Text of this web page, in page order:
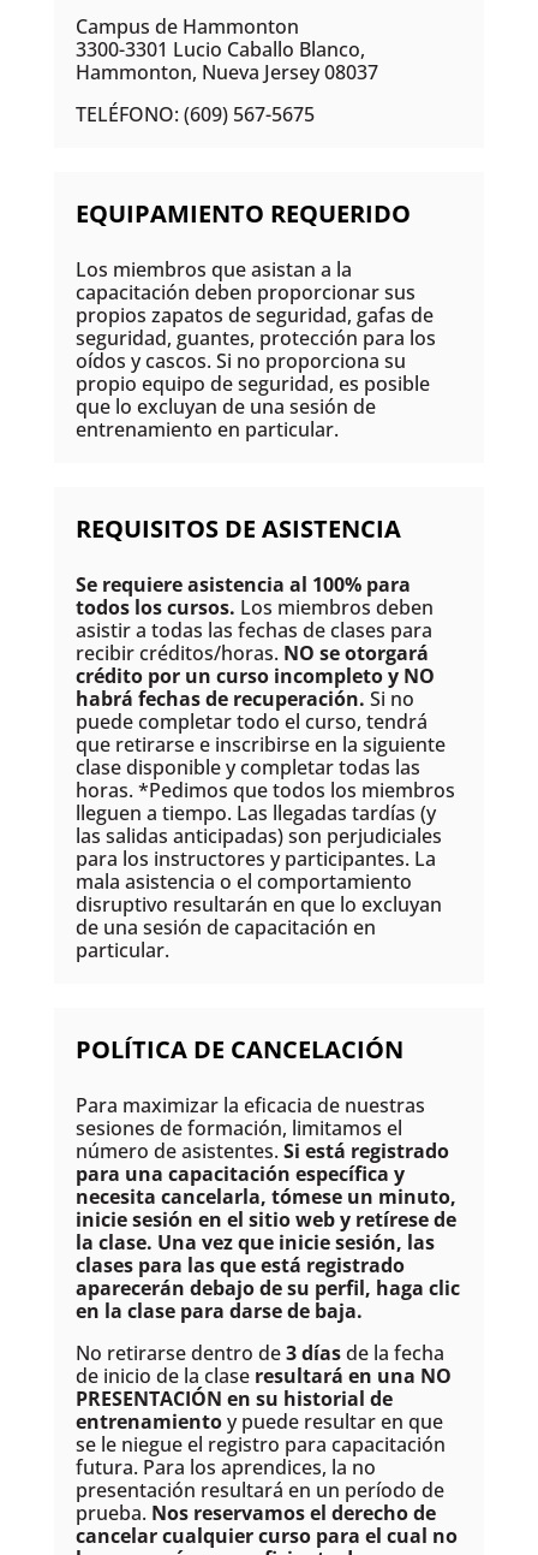
Campus de Hammonton
3300-3301 Lucio Caballo Blanco,
Hammonton, Nueva Jersey 08037
TELÉFONO: (609) 567-5675
EQUIPAMIENTO REQUERIDO
Los miembros que asistan a la
capacitación deben proporcionar sus
propios zapatos de seguridad, gafas de
seguridad, guantes, protección para los
oídos y cascos. Si no proporciona su
propio equipo de seguridad, es posible
que lo excluyan de una sesión de
entrenamiento en particular.
REQUISITOS DE ASISTENCIA
Se requiere asistencia al 100% para
todos los cursos. Los miembros deben
asistir a todas las fechas de clases para
recibir créditos/horas. NO se otorgará
crédito por un curso incompleto y NO
habrá fechas de recuperación. Si no
puede completar todo el curso, tendrá
que retirarse e inscribirse en la siguiente
clase disponible y completar todas las
horas. *Pedimos que todos los miembros
lleguen a tiempo. Las llegadas tardías (y
las salidas anticipadas) son perjudiciales
para los instructores y participantes. La
mala asistencia o el comportamiento
disruptivo resultarán en que lo excluyan
de una sesión de capacitación en
particular.
POLÍTICA DE CANCELACIÓN
Para maximizar la eficacia de nuestras
sesiones de formación, limitamos el
número de asistentes. Si está registrado
para una capacitación específica y
necesita cancelarla, tómese un minuto,
inicie sesión en el sitio web y retírese de
la clase. Una vez que inicie sesión, las
clases para las que está registrado
aparecerán debajo de su perfil, haga clic
en la clase para darse de baja.
No retirarse dentro de3 díasde la fecha
de inicio de la clase resultará en una NO
PRESENTACIÓN en su historial de
entrenamientoy puede resultar en que
se le niegue el registro para capacitación
futura. Para los aprendices, la no
presentación resultará en un período de
prueba. Nos reservamos el derecho de
cancelar cualquier curso para el cual no